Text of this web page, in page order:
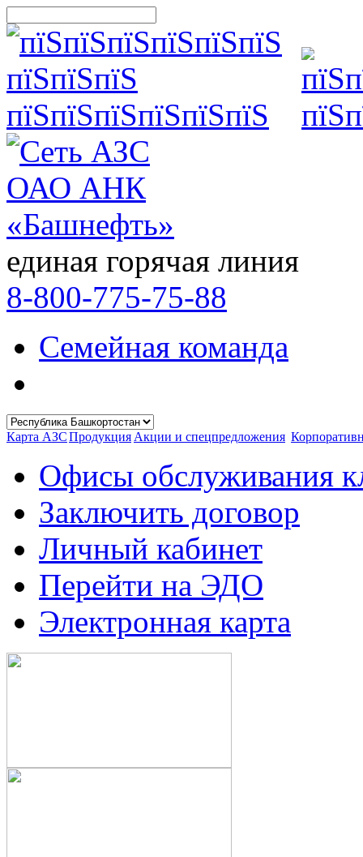
единая горячая линия
8-800-775-75-88
Семейная команда
Карта АЗСПродукция Акции и спецпредложения
Офисы обслуживания
Заключить договор
Личный кабинет
Перейти на ЭДО
Электронная карта